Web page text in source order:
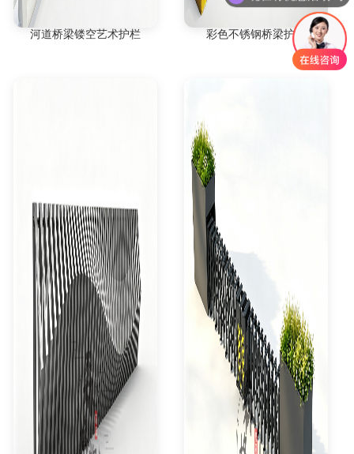
河道桥梁镂空艺术护栏 彩色不锈钢桥梁护栏